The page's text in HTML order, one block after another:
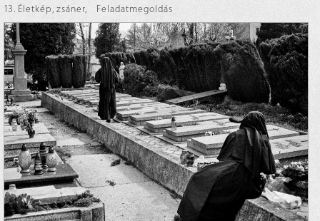
13. Életkép, zsáner, Feladatmegoldás